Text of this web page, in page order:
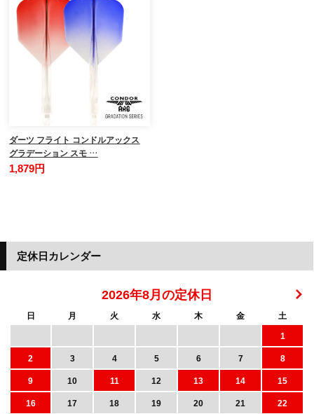
ダーツ フライト コンドルアックス
グラデーション スモ …
1,879円
定休日カレンダー
2026年8月の定休日
日 月 火 水 木 金
土
1
2
3 4 5 6 7
8
9
10 11 12 13 14
15
16
17 18 19 20 21
22